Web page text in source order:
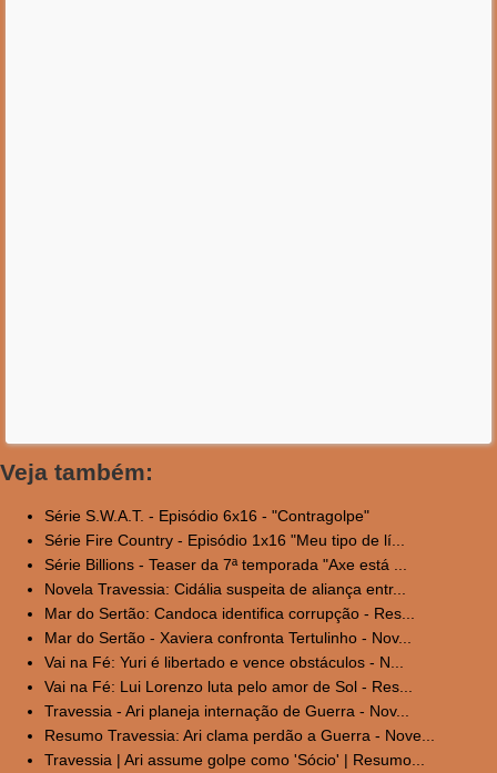
Veja também:
Série S.W.A.T. - Episódio 6x16 - "Contragolpe"
Série Fire Country - Episódio 1x16 "Meu tipo de lí...
Série Billions - Teaser da 7ª temporada "Axe está ...
Novela Travessia: Cidália suspeita de aliança entr...
Mar do Sertão: Candoca identifica corrupção - Res...
Mar do Sertão - Xaviera confronta Tertulinho - Nov...
Vai na Fé: Yuri é libertado e vence obstáculos - N...
Vai na Fé: Lui Lorenzo luta pelo amor de Sol - Res...
Travessia - Ari planeja internação de Guerra - Nov...
Resumo Travessia: Ari clama perdão a Guerra - Nove...
Travessia | Ari assume golpe como 'Sócio' | Resumo...